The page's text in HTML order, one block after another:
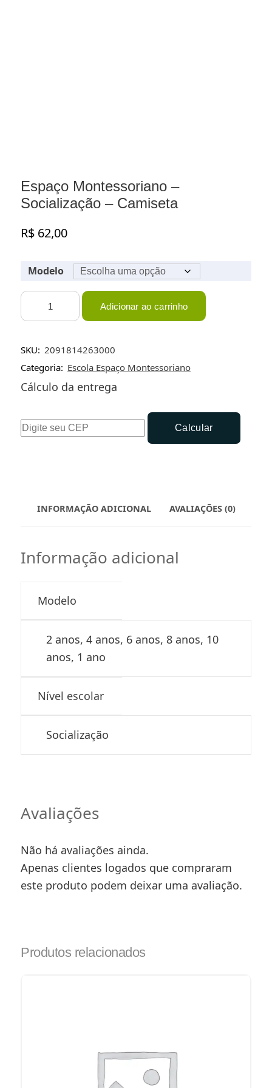
Espaço Montessoriano –
Socialização – Camiseta
R$ 62,00
Modelo
Espaço
Montessoriano
-
Camiseta
quantidade
Adicionar ao carrinho
SKU: 2091814263000
Categoria: Escola Espaço Montessoriano
Cálculo da entrega
Calcular
INFORMAÇÃO ADICIONAL AVALIAÇÕES (0)
Informação adicional
Modelo
2 anos, 4 anos, 6 anos, 8 anos, 10
anos, 1 ano
Nível escolar
Socialização
Avaliações
Não há avaliações ainda.
Apenas clientes logados que compraram
este produto podem deixar uma avaliação.
Produtos relacionados